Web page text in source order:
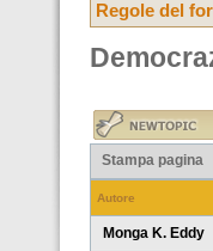
Regole del
Stampa pagina
Autore
Monga K. Eddy